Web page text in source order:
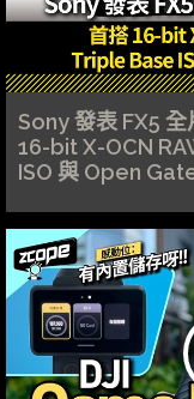
Sony 發表 FX5
16-bit X-OCN
ISO 與 Open